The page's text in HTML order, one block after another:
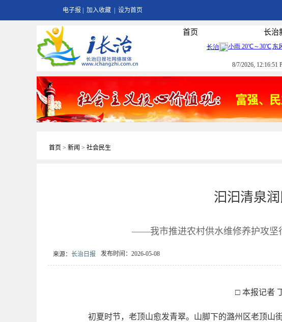
电子报 加入收藏 设为首页
首页 长治
8/7/2026, 12:16:51
首页 > 新闻 > 社会民生
汩汩清泉
——我市推进农村供水维修养护攻坚
来源： 长治日报 发布时间：2026-05-08
□ 本报记者
初夏时节，老顶山愈发青翠。山脚下的潞州区老顶山